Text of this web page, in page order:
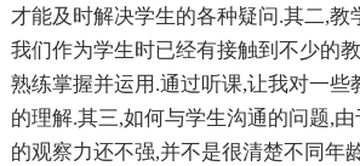
才能及时解决学生的各种疑问.其二,教
我们作为学生时已经有接触到不少的
熟练掌握并运用.通过听课,让我对一些
的理解.其三,如何与学生沟通的问题,
的观察力还不强,并不是很清楚不同年